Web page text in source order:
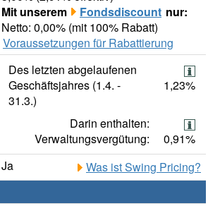
Mit unserem
Fondsdiscount nur:
Netto: 0,00% (mit 100% Rabatt)
Voraussetzungen für Rabattierung
Des letzten abgelaufenen
Geschäftsjahres (1.4. -
31.3.)
1,23%
Darin enthalten:
Verwaltungsvergütung:
0,91%
Ja
Was ist Swing Pricing?